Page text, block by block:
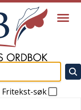
Fritekst-søk